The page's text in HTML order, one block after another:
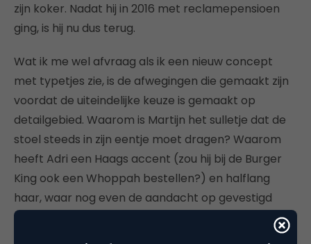
zijn koker. Nadat hij in 2016 met reclamepensioen
ging, is hij nu dus terug.
Wat ik me wel afvraag als ik een nieuw concept
met typetjes zie, is de afwegingen die gemaakt zijn
voordat de uiteindelijke keuze is gemaakt op
detailgebied. Waarom is Martijn het sulletje dat de
stoel steeds in zijn eentje moet dragen? Waarom
heeft Adri een Haags accent (zou hij bij de Burger
King ook een Whoppah bestellen?) en halflang
haar, waar nog even de aandacht op gevestigd
wordt? Waarom zijn de grapjes juist tijdens de uitleg
van USP’s, zodat ze afleiden van de boodschap? Er